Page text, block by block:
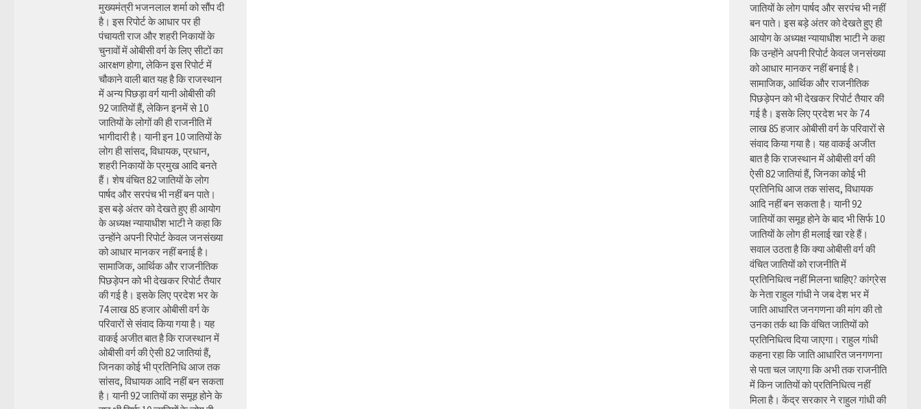
मुख्यमंत्री भजनलाल शर्मा को सौंप दी
है। इस रिपोर्ट के आधार पर ही
पंचायती राज और शहरी निकायों के
चुनावों में ओबीसी वर्ग के लिए सीटों का
आरक्षण होगा, लेकिन इस रिपोर्ट में
चौकाने वाली बात यह है कि राजस्थान
में अन्य पिछड़ा वर्ग यानी ओबीसी की
92 जातियों हैं, लेकिन इनमें से 10
जातियों के लोगों की ही राजनीति में
भागीदारी है। यानी इन 10 जातियों के
लोग ही सांसद, विधायक, प्रधान,
शहरी निकायों के प्रमुख आदि बनते
हैं। शेष वंचित 82 जातियों के लोग
पार्षद और सरपंच भी नहीं बन पाते।
इस बड़े अंतर को देखते हुए ही आयोग
के अध्यक्ष न्यायाधीश भाटी ने कहा कि
उन्होंने अपनी रिपोर्ट केवल जनसंख्या
को आधार मानकर नहीं बनाई है।
सामाजिक, आर्थिक और राजनीतिक
पिछड़ेपन को भी देखकर रिपोर्ट तैयार
की गई है। इसके लिए प्रदेश भर के
74 लाख 85 हजार ओबीसी वर्ग के
परिवारों से संवाद किया गया है। यह
वाकई अजीत बात है कि राजस्थान में
ओबीसी वर्ग की ऐसी 82 जातियां हैं,
जिनका कोई भी प्रतिनिधि आज तक
सांसद, विधायक आदि नहीं बन सकता
है। यानी 92 जातियों का समूह होने के
जातियों के लोग पार्षद और सरपंच भी नहीं
बन पाते। इस बड़े अंतर को देखते हुए ही
आयोग के अध्यक्ष न्यायाधीश भाटी ने कहा
कि उन्होंने अपनी रिपोर्ट केवल जनसंख्या
को आधार मानकर नहीं बनाई है।
सामाजिक, आर्थिक और राजनीतिक
पिछड़ेपन को भी देखकर रिपोर्ट तैयार की
गई है। इसके लिए प्रदेश भर के 74
लाख 85 हजार ओबीसी वर्ग के परिवारों से
संवाद किया गया है। यह वाकई अजीत
बात है कि राजस्थान में ओबीसी वर्ग की
ऐसी 82 जातियां हैं, जिनका कोई भी
प्रतिनिधि आज तक सांसद, विधायक
आदि नहीं बन सकता है। यानी 92
जातियों का समूह होने के बाद भी सिर्फ 10
जातियों के लोग ही मलाई खा रहे हैं।
सवाल उठता है कि क्या ओबीसी वर्ग की
वंचित जातियों को राजनीति में
प्रतिनिधित्व नहीं मिलना चाहिए? कांग्रेस
के नेता राहुल गांधी ने जब देश भर में
जाति आधारित जनगणना की मांग की तो
उनका तर्क था कि वंचित जातियों को
प्रतिनिधित्व दिया जाएगा। राहुल गांधी
कहना रहा कि जाति आधारित जनगणना
से पता चल जाएगा कि अभी तक राजनीति
में किन जातियों को प्रतिनिधित्व नहीं
मिला है। केंद्र सरकार ने राहुल गांधी की